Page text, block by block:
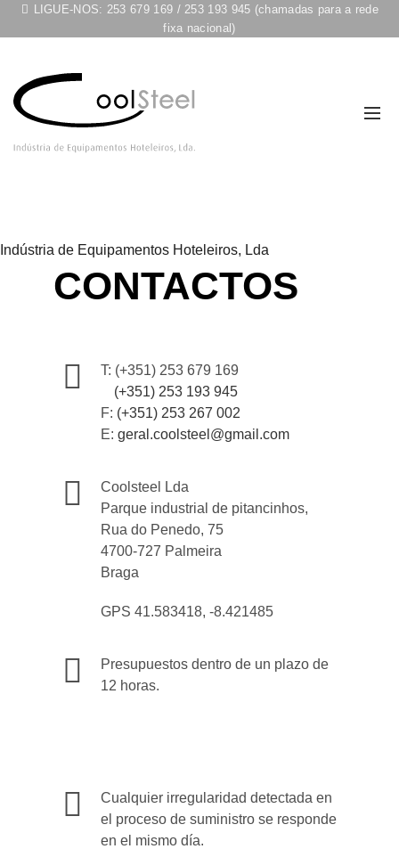
LIGUE-NOS: 253 679 169 /253 193 945 (chamadas para a rede
fixa nacional)
Indústria de Equipamentos Hoteleiros, Lda
CONTACTOS
T: (+351) 253 679 169
(+351) 253 193 945
F: (+351) 253 267 002
E: geral.coolsteel@gmail.com
Coolsteel Lda
Parque industrial de pitancinhos,
Rua do Penedo, 75
4700-727 Palmeira
Braga
GPS 41.583418, -8.421485
Presupuestos dentro de un plazo de
12 horas.
Cualquier irregularidad detectada en
el proceso de suministro se responde
en el mismo día.